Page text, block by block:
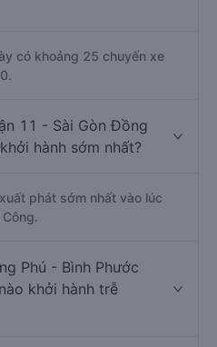
có khoảng 25 chuyến xe
11 - Sài Gòn Đồng
hành sớm nhất?
phát sớm nhất vào lúc
Phú - Bình Phước
khởi hành trễ